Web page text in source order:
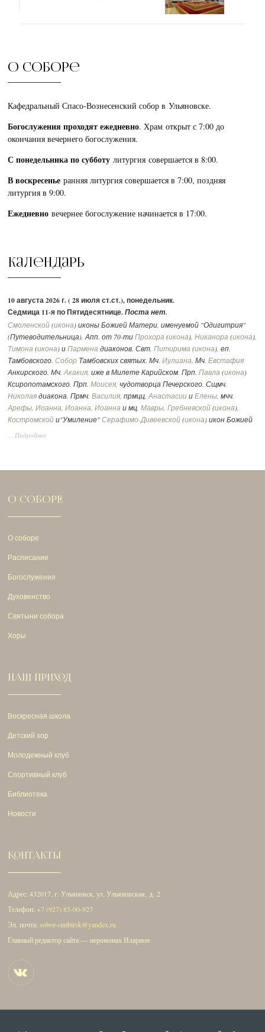
О соборе
Кафедральный Спасо-Вознесенский собор в Ульяновске.
Богослужения проходят ежедневно. Храм открыт с 7:00 до
окончания вечернего богослужения.
С понедельника по субботулитургия совершается в 8:00.
В воскресеньеранняя литургия совершается в 7:00, поздняя
литургия в 9:00.
Ежедневновечернее богослужение начинается в 17:00.
Календарь
10 августа 2026 г. ( 28 июля ст.ст.), понедельник.
Седмица 11-я по Пятидесятнице.Поста нет.
Смоленской (икона ) иконы Божией Матери, именуемой "Одигитрия"
(Путеводительница). Апп. от 70-тиПрохора (икона ),Никанора (икона ),
Тимона (икона ) иПармена диаконов. Свт.Питирима (икона ), еп.
Тамбовского.Собор Тамбовских святых. Мч.Иулиана . Мч.Евстафия
Анкирского. Мч.Акакия , иже в Милете Карийском. Прп.Павла (икона )
Ксиропотамского. Прп.Моисея , чудотворца Печерского. Сщмч.
Николая диакона. Прмч.Василия , прмцц.Анастасии иЕлены , мчч.
Арефы ,Иоанна ,Иоанна ,Иоанна и мц.Мавры .Гребневской (икона ),
Костромской и"Умиление"Серафимо-Дивеевской (икона ) икон Божией
Матери. Чтимые списки со Смоленской иконы Божией Матери:
28. Свт.: Евр., 335 зач., XIII, 17-21.
... Подробнее
О СОБОРЕ
О соборе
Расписание
Богослужения
Духовенство
Святыни собора
Хоры
НАШ ПРИХОД
Воскресная школа
Детский хор
Молодежный клуб
Спортивный клуб
Библиотека
Новости
КОНТАКТЫ
Адрес: 432017, г. Ульяновск, ул. Ульяновская, д. 2
Телефон:+7 (927) 83-00-927
Эл. почта: sobor-simbirsk@yandex.ru
Главный редактор сайта — иеромонах Иларион